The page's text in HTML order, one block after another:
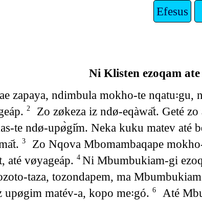
Efesus
Ni Klisten ezoqam
zapaya, ndimbula mokho-te
2
Zo zøkeza iz ndø-eqàwa᷄t. Geté
te ndø-upø̀gi᷄m. Neka kuku matev até
3
Zo Nqova Mbomambaqape
até vøyageáp. 4 Ni Mbumbukiam-gi
taza, tozondapem, ma
matév-a, kopo me꞉gó. 6
Até